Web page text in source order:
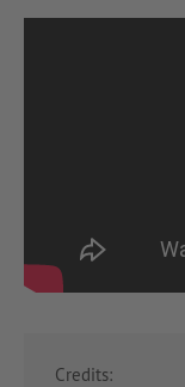
Credits: